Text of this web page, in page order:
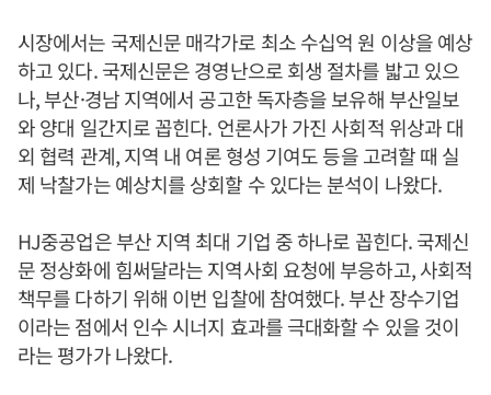
시장에서는 국제신문 매각가로 최소 수십억 원 이상을 예상
하고 있다. 국제신문은 경영난으로 회생 절차를 밟고 있으
나, 부산·경남 지역에서 공고한 독자층을 보유해 부산일보
와 양대 일간지로 꼽힌다. 언론사가 가진 사회적 위상과 대
외 협력 관계, 지역 내 여론 형성 기여도 등을 고려할 때 실
제 낙찰가는 예상치를 상회할 수 있다는 분석이 나왔다.
HJ중공업은 부산 지역 최대 기업 중 하나로 꼽힌다. 국제신
문 정상화에 힘써달라는 지역사회 요청에 부응하고, 사회적
책무를 다하기 위해 이번 입찰에 참여했다. 부산 장수기업
이라는 점에서 인수 시너지 효과를 극대화할 수 있을 것이
라는 평가가 나왔다.